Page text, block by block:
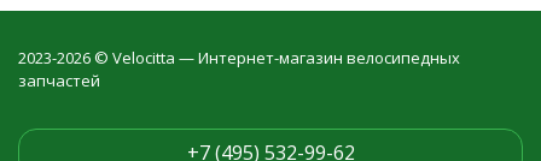
2023-2026 © Velocitta — Интернет-магазин велосипедных
запчастей
+7 (495) 532-99-62